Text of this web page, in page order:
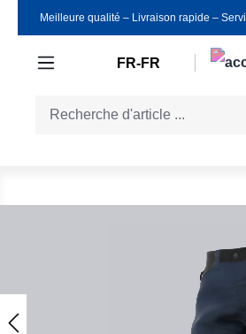
Passer au contenu principal
Meilleure qualité ‒ Livraison rapide ‒
FR-FR